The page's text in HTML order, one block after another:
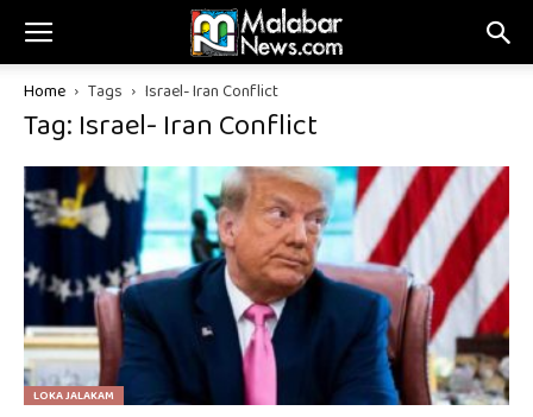
Home Tags Israel- Iran Conflict
Tag: Israel- Iran Conflict
LOKA JALAKAM